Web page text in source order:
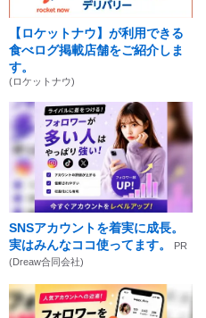
【ロケットナウ】が利用できる
食べログ掲載店舗をご紹介しま
す。
(ロケットナウ)
SNSアカウントを着実に成長。
実はみんなココ使ってます。
PR
(Dreaw合同会社)